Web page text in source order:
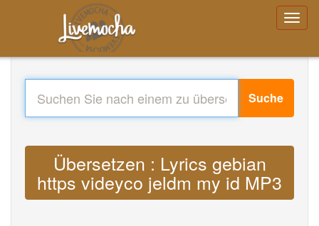
Suche
Übersetzen : Lyrics gebian
https videyco jeldm my id MP3